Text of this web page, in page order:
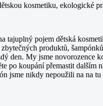
kosmetiku, ekologické
pojem dětská
produktů,
den. My jsme novorozence
koupání přemastit dalším
jsme nikdy nepoužili na na